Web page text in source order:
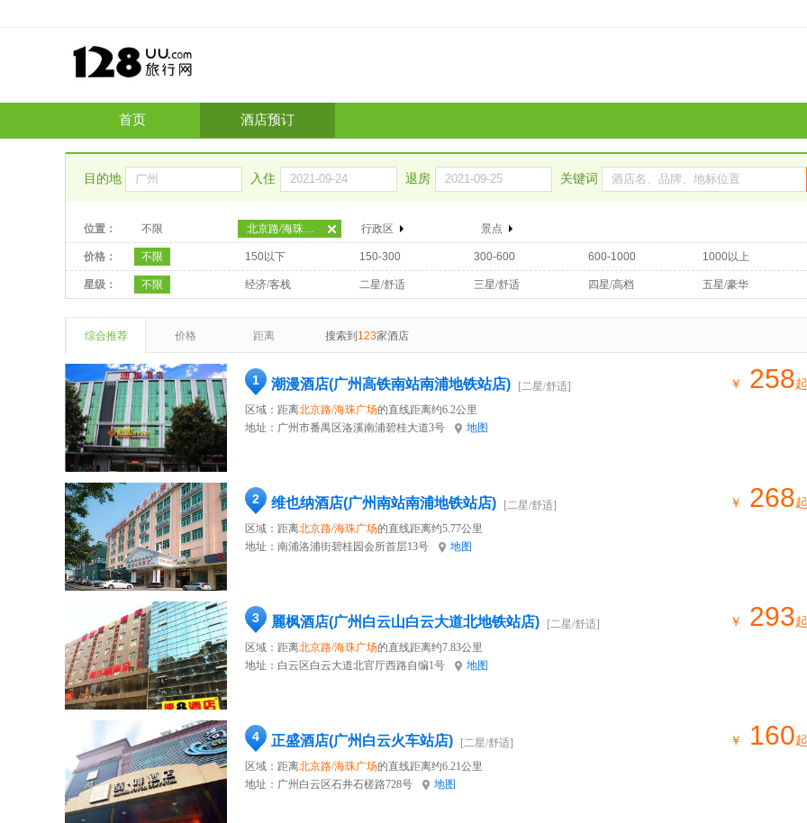
首页 酒店预订
目的地 入住 退房 关键词
位置： 不限 北京路/海珠广场 行政区 景点
价格： 不限 150以下 150-300 300-600 600-1000 1000以上
星级： 不限 经济/客栈 二星/舒适 三星/舒适 四星/高档 五星/豪华
综合推荐 价格 距离 搜索到 123家酒店
1 潮漫酒店(广州高铁南站南浦地铁站店)
[二星/舒适]
区域：距离北京路/海珠广场的直线距离约6.2公里
地址： 广州市番禺区洛溪南浦碧桂大道3号 地图
￥ 258起
2 维也纳酒店(广州南站南浦地铁站店)
[二星/舒适]
区域：距离北京路/海珠广场的直线距离约5.77公里
地址： 南浦洛浦街碧桂园会所首层13号 地图
￥ 268起
3 麗枫酒店(广州白云山白云大道北地铁站店)
[二星/舒适]
区域：距离北京路/海珠广场的直线距离约7.83公里
地址： 白云区白云大道北官厅西路自编1号 地图
￥ 293起
4 正盛酒店(广州白云火车站店)
[二星/舒适]
区域：距离北京路/海珠广场的直线距离约6.21公里
地址： 广州白云区石井石槎路728号 地图
￥ 160起